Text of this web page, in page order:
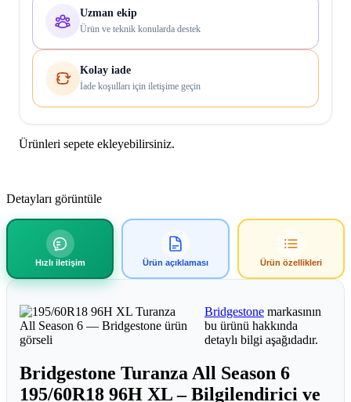
Uzman ekip
Ürün ve teknik konularda destek
Kolay iade
İade koşulları için iletişime geçin
Ürünleri sepete ekleyebilirsiniz.
Detayları görüntüle
Hızlı iletişim Ürün açıklaması Ürün özellikleri
Bridgestone markasının
bu ürünü hakkında
detaylı bilgi aşağıdadır.
Bridgestone Turanza All Season 6
195/60R18 96H XL – Bilgilendirici ve